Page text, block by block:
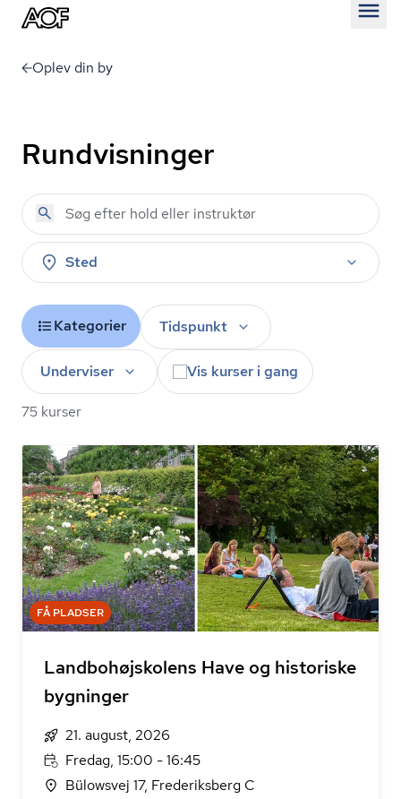
Oplev din by
Rundvisninger
Sted
Kategorier Tidspunkt
Underviser Vis kurser i gang
75 kurser
FÅ PLADSER
Landbohøjskolens Have og historiske
bygninger
21. august, 2026
Fredag, 15:00 - 16:45
Bülowsvej 17, Frederiksberg C